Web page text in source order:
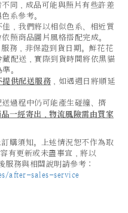
同，成品可能與照片有些許差
系參考。
，我們將以相似色系、相近質
照商品圖片風格搭配完成。
務，非保證到貨日期。鮮花花
配送，實際到貨時間將依黑貓
。
供配送服務 ，如遇週日將順延
過程中仍可能產生碰撞、擠
品一經寄出，物流風險需由買家
購須知。上述情況恕不作為取
有更新或未盡事宜，將以
服務與相關說明請參考：
after-sales-service